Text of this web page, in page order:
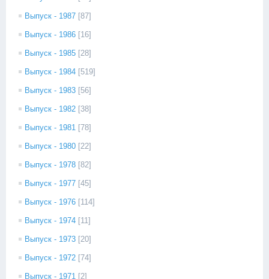
Выпуск - 1987 [87]
Выпуск - 1986 [16]
Выпуск - 1985 [28]
Выпуск - 1984 [519]
Выпуск - 1983 [56]
Выпуск - 1982 [38]
Выпуск - 1981 [78]
Выпуск - 1980 [22]
Выпуск - 1978 [82]
Выпуск - 1977 [45]
Выпуск - 1976 [114]
Выпуск - 1974 [11]
Выпуск - 1973 [20]
Выпуск - 1972 [74]
Выпуск - 1971 [2]